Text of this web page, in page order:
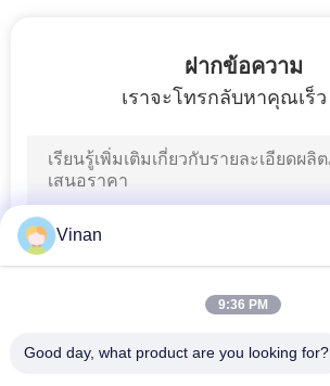
แว่นตาอัจฉริยะ
ฝากข้อความ
เราจะโทรกลับหาคุณเร็ว
Vinan
9:36 PM
Good day, what product are you looking for?